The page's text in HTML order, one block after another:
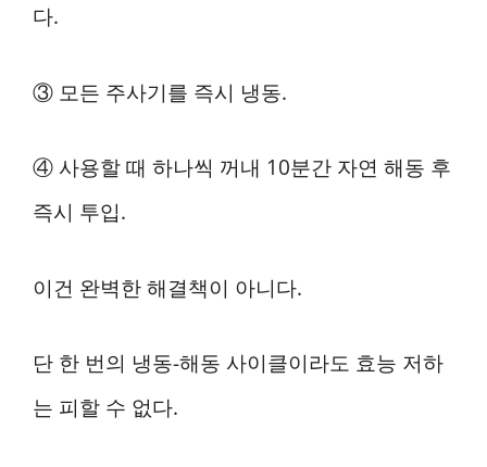
다.
③ 모든 주사기를 즉시 냉동.
④ 사용할 때 하나씩 꺼내 10분간 자연 해동 후
즉시 투입.
이건 완벽한 해결책이 아니다.
단 한 번의 냉동-해동 사이클이라도 효능 저하
는 피할 수 없다.